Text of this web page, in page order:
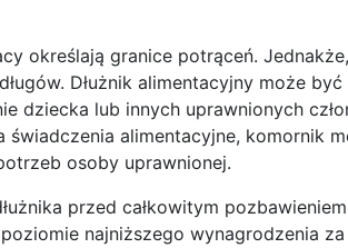
określają granice potrąceń.
Dłużnik alimentacyjny może
dziecka lub innych uprawnionych
alimentacyjne, komornik
osoby uprawnionej.
przed całkowitym
najniższego wynagrodzenia za